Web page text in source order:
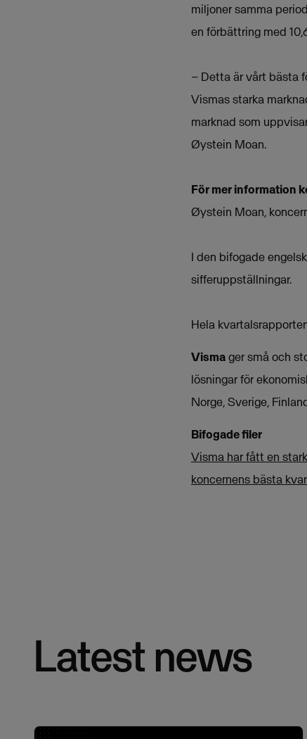
miljoner samma
en förbättring med
– Detta är vårt bästa
Vismas starka
marknad som
Øystein Moan.
För mer information
Øystein Moan,
I den bifogade
sifferuppställningar.
Hela
Vismager små och
lösningar för
Norge, Sverige,
Bifogade filer
Visma har fått en
koncernens bästa
Latest news